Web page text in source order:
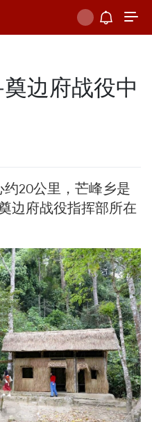
边府战役中
20公里，芒峰乡是
边府战役指挥部所在